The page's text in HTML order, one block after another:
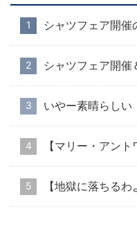
シャツフェア開催
シャツフェア開
いやー素晴らし
【マリー・アン
【地獄に落ちる